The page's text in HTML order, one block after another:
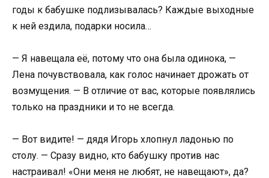
годы к бабушке подлизывалась? Каждые выходные
к ней ездила, подарки носила…
— Я навещала её, потому что она была одинока, —
Лена почувствовала, как голос начинает дрожать от
возмущения. — В отличие от вас, которые появлялись
только на праздники и то не всегда.
— Вот видите! — дядя Игорь хлопнул ладонью по
столу. — Сразу видно, кто бабушку против нас
настраивал! «Они меня не любят, не навещают», да?